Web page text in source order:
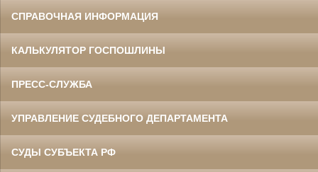
СПРАВОЧНАЯ ИНФОРМАЦИЯ
КАЛЬКУЛЯТОР ГОСПОШЛИНЫ
ПРЕСС-СЛУЖБА
УПРАВЛЕНИЕ СУДЕБНОГО ДЕПАРТАМЕНТА
СУДЫ СУБЪЕКТА РФ